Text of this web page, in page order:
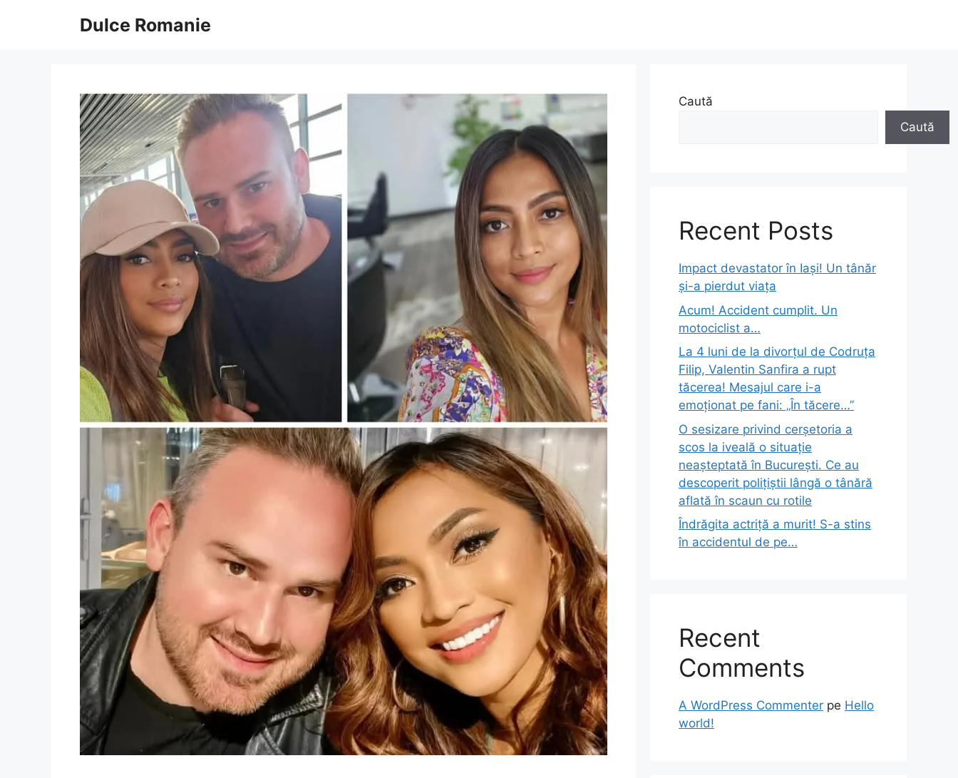
Dulce Romanie
Caută
Caută
Recent Posts
Impact devastator în Iași! Un tânăr
și-a pierdut viața
Acum! Accident cumplit. Un
motociclist a…
La 4 luni de la divorțul de Codruța
Filip, Valentin Sanfira a rupt
tăcerea! Mesajul care i-a
emoționat pe fani: „În tăcere…”
O sesizare privind cerșetoria a
scos la iveală o situație
neașteptată în București. Ce au
descoperit polițiștii lângă o tânără
aflată în scaun cu rotile
Îndrăgita actriță a murit! S-a stins
în accidentul de pe…
Recent
Comments
A WordPress Commenter pe Hello
world!